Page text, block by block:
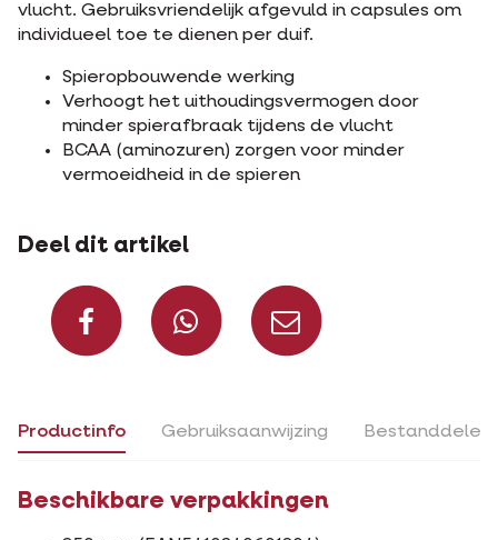
vlucht. Gebruiksvriendelijk afgevuld in capsules om
individueel toe te dienen per duif.
Spieropbouwende werking
Verhoogt het uithoudingsvermogen door
minder spierafbraak tijdens de vlucht
BCAA (aminozuren) zorgen voor minder
vermoeidheid in de spieren
Deel dit artikel
Deel op Facebook
Deel via
Productinfo Gebruiksaanwijzing Bestanddelen
Beschikbare verpakkingen